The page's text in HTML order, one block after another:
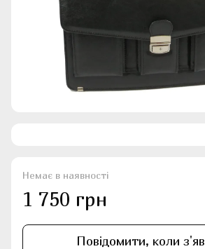
Немає в наявності
1 750 грн
Повідомити, коли